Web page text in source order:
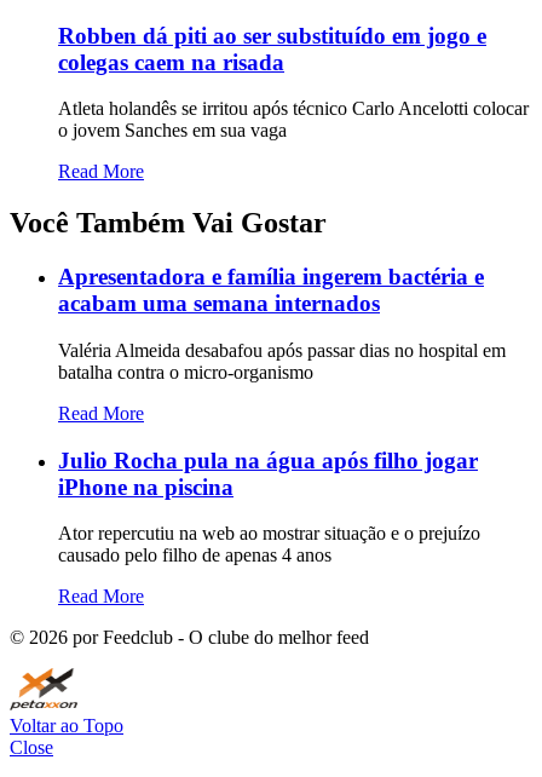
Robben dá piti ao ser substituído em jogo e
colegas caem na risada
Atleta holandês se irritou após técnico Carlo Ancelotti colocar
o jovem Sanches em sua vaga
Read More
Você Também Vai Gostar
Apresentadora e família ingerem bactéria e
acabam uma semana internados
Valéria Almeida desabafou após passar dias no hospital em
batalha contra o micro-organismo
Read More
Julio Rocha pula na água após filho jogar
iPhone na piscina
Ator repercutiu na web ao mostrar situação e o prejuízo
causado pelo filho de apenas 4 anos
Read More
© 2026 por Feedclub - O clube do melhor feed
Voltar ao Topo
Close